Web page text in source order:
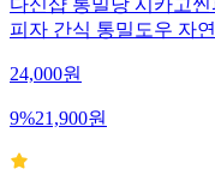
다신샵 통밀당 시카고
피자 간식 통밀도우 자
24,000원
9%21,900원